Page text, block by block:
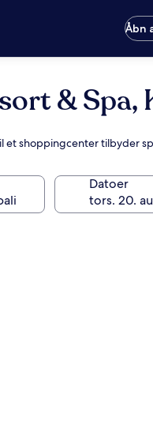
Åbn
& Spa,
shoppingcenter tilbyder
Datoer